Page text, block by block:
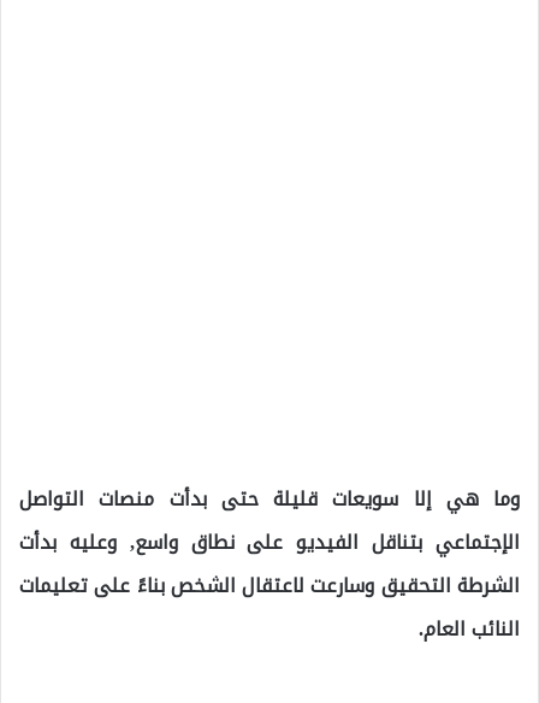
وما هي إلا سويعات قليلة حتى بدأت منصات التواصل
الإجتماعي بتناقل الفيديو على نطاق واسع, وعليه بدأت
الشرطة التحقيق وسارعت لاعتقال الشخص بناءً على تعليمات
النائب العام.